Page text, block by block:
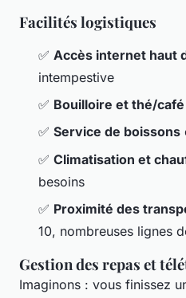
Facilités logistiques
✅ Accès internet haut
intempestive
✅ Bouilloire et thé/café
✅ Service de boissons
✅ Climatisation et
besoins
✅ Proximité des
10, nombreuses lignes
Gestion des repas et
Imaginons : vous finissez